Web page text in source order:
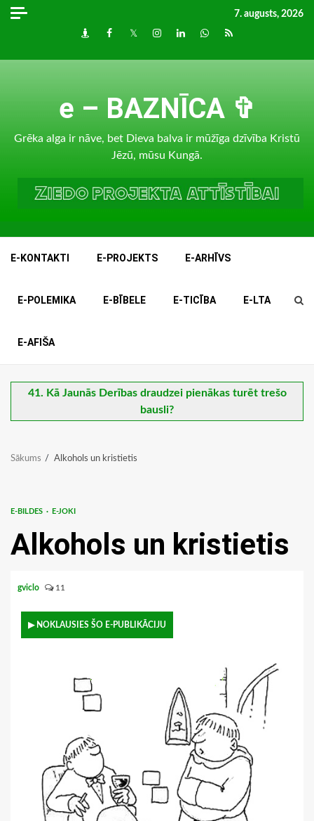
Skip
7. augusts, 2026
DraugiemFacebook
TwitterInstagram
LinkedInwhatsapp
RSS
e – BAZNĪCA ✞
Grēka alga ir nāve, bet Dieva balva ir mūžīga dzīvība Kristū
Jēzū, mūsu Kungā.
E-KONTAKTI E-PROJEKTS E-ARHĪVS
E-POLEMIKA E-BĪBELE E-TICĪBA E-LTA
E-AFIŠA
41. Kā Jaunās Derības draudzei pienākas turēt trešo
bausli?
Sākums Alkohols un kristietis
E-BILDES E-JOKI
Alkohols un kristietis
gviclo 11
▶ NOKLAUSIES ŠO E-PUBLIKĀCIJU